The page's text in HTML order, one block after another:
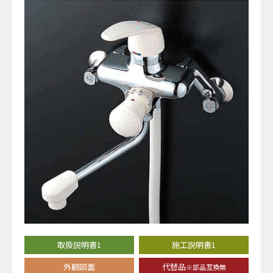
取扱説明書1
施工説明書1
外観図面
代替品※部品互換無